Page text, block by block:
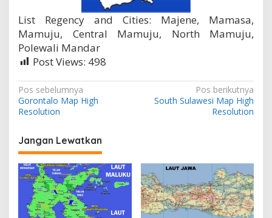
List Regency and Cities: Majene, Mamasa,
Mamuju, Central Mamuju, North Mamuju,
Polewali Mandar
Post Views: 498
N
a
i
g
a
Pos sebelumnya
Gorontalo Map High
Resolution
Pos berikutnya
South Sulawesi Map High
Resolution
Jangan Lewatkan